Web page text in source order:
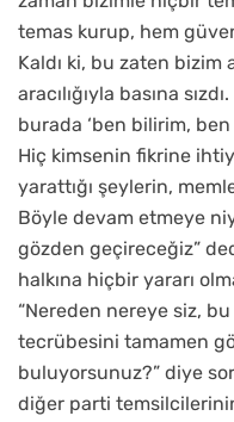
temas kurup, hem
Kaldı ki, bu zaten bizim
aracılığıyla basına
burada ‘ben bilirim, ben
Hiç kimsenin fikrine
yarattığı şeylerin,
Böyle devam etmeye
gözden geçireceğiz”
halkına hiçbir yararı
“Nereden nereye siz,
tecrübesini tamamen
buluyorsunuz?” diye
diğer parti